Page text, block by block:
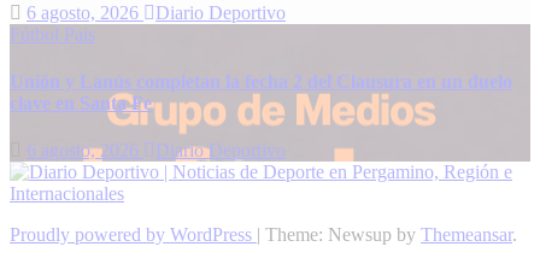
6 agosto, 2026
Diario Deportivo
Fútbol Pais
Unión y Lanús completan la fecha 2 del Clausura en un duelo
clave en Santa Fe
6 agosto, 2026 Diario Deportivo
Proudly powered by WordPress | Theme: Newsup by Themeansar.